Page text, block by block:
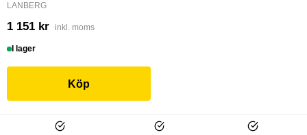
LANBERG
1 151 kr inkl. moms
I lager
Köp